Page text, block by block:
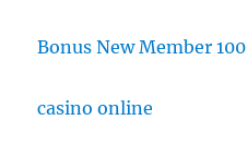
Bonus New Member 100
casino online